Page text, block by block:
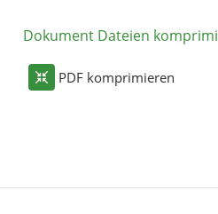
Dokument Dateien
PDF komprimieren